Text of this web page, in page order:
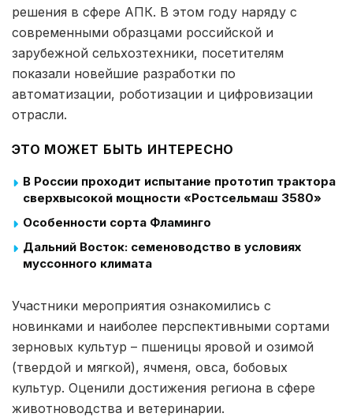
решения в сфере АПК. В этом году наряду с
современными образцами российской и
зарубежной сельхозтехники, посетителям
показали новейшие разработки по
автоматизации, роботизации и цифровизации
отрасли.
ЭТО МОЖЕТ БЫТЬ ИНТЕРЕСНО
В России проходит испытание прототип трактора
сверхвысокой мощности «Ростсельмаш 3580»
Особенности сорта Фламинго
Дальний Восток: семеноводство в условиях
муссонного климата
Участники мероприятия ознакомились с
новинками и наиболее перспективными сортами
зерновых культур – пшеницы яровой и озимой
(твердой и мягкой), ячменя, овса, бобовых
культур. Оценили достижения региона в сфере
животноводства и ветеринарии.